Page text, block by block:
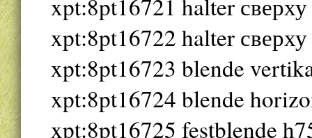
xpt:8pt16721 halter
xpt:8pt16722 halter
xpt:8pt16723 blende
xpt:8pt16724 blende
xpt:8pt16725 festblende